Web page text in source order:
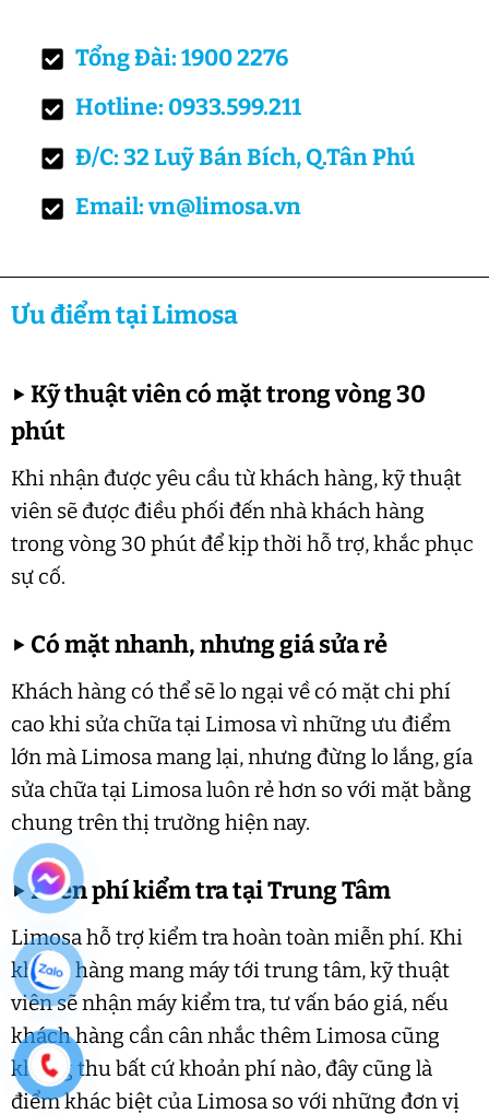
Tổng Đài: 1900 2276
Hotline: 0933.599.211
Đ/C: 32 Luỹ Bán Bích, Q.Tân Phú
Email: vn@limosa.vn
Ưu điểm tại Limosa
▶Kỹ thuật viên có mặt trong vòng 30
phút
Khi nhận được yêu cầu từ khách hàng, kỹ thuật
viên sẽ được điều phối đến nhà khách hàng
trong vòng 30 phút để kịp thời hỗ trợ, khắc phục
sự cố.
▶ Có mặt nhanh, nhưng giá sửa rẻ
Khách hàng có thể sẽ lo ngại về có mặt chi phí
cao khi sửa chữa tại Limosa vì những ưu điểm
lớn mà Limosa mang lại, nhưng đừng lo lắng, gía
sửa chữa tại Limosa luôn rẻ hơn so với mặt bằng
chung trên thị trường hiện nay.
▶Miễn phí kiểm tra tại Trung Tâm
Limosa hỗ trợ kiểm tra hoàn toàn miễn phí. Khi
khách hàng mang máy tới trung tâm, kỹ thuật
viên sẽ nhận máy kiểm tra, tư vấn báo giá, nếu
khách hàng cần cân nhắc thêm Limosa cũng
không thu bất cứ khoản phí nào, đây cũng là
điểm khác biệt của Limosa so với những đơn vị